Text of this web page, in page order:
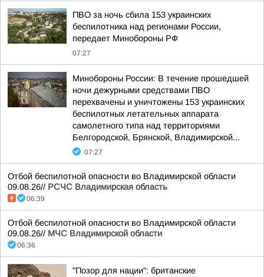
ПВО за ночь сбила 153 украинских
беспилотника над регионами России,
передает Минобороны РФ
07:27
Минобороны России: В течение прошедшей
ночи дежурными средствами ПВО
перехвачены и уничтожены 153 украинских
беспилотных летательных аппарата
самолетного типа над территориями
Белгородской, Брянской, Владимирской...
07:27
Отбой беспилотной опасности во Владимирской области
09.08.26// РСЧС Владимирская область
06:39
Отбой беспилотной опасности во Владимирской области
09.08.26// МЧС Владимирской области
06:36
"Позор для нации": британские